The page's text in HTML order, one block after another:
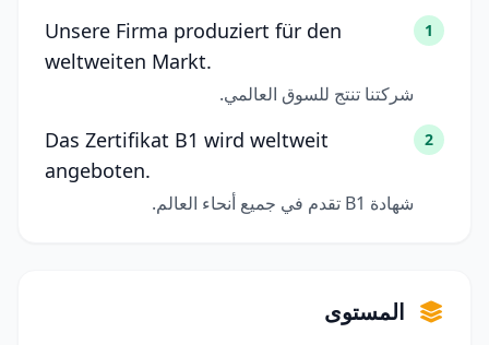
1
Unsere Firma produziert für den
weltweiten Markt.
شركتنا تنتج للسوق العالمي.
2
Das Zertifikat B1 wird weltweit
angeboten.
شهادة B1 تقدم في جميع أنحاء العالم.
المستوى